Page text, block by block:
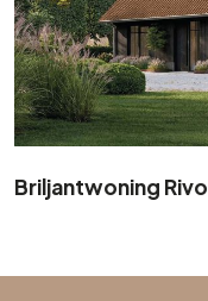
Briljantwoning Rivo